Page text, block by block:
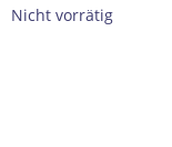
Nicht vorrätig